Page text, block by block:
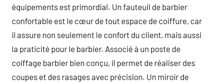
équipements est primordial. Un fauteuil de barbier
confortable est le cœur de tout espace de coiffure, car
il assure non seulement le confort du client, mais aussi
la praticité pour le barbier. Associé à un poste de
coiffage barbier bien conçu, il permet de réaliser des
coupes et des rasages avec précision. Un miroir de